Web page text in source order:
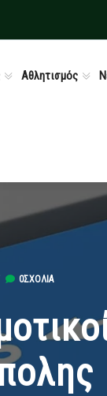
Αθλητισμός
0ΣΧΌΛΙΑ